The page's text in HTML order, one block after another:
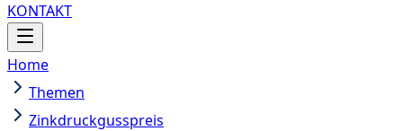
KONTAKT
Home
Themen
Zinkdruckgusspreis